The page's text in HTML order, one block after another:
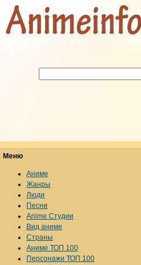
Меню
Аниме
Жанры
Люди
Песни
Anime Студии
Вид аниме
Страны
Аниме ТОП 100
Персонажи ТОП 100